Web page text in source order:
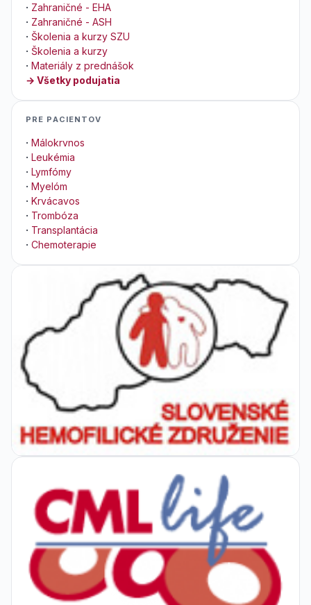
· Zahraničné - EHA
· Zahraničné - ASH
· Školenia a kurzy SZU
· Školenia a kurzy
· Materiály z prednášok
→ Všetky podujatia
PRE PACIENTOV
· Málokrvnos
· Leukémia
· Lymfómy
· Myelóm
· Krvácavos
· Trombóza
· Transplantácia
· Chemoterapie